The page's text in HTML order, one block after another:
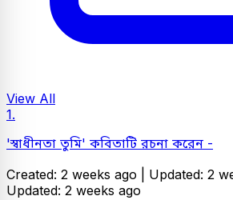
View All
1.
'স্বাধীনতা তুমি' কবিতাটি রচনা করেন -
Created: 2 weeks ago | Updated: 2
Updated: 2 weeks ago